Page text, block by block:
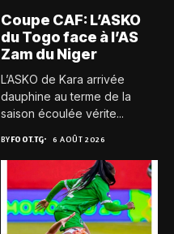
Coupe CAF: L’ASKO
du Togo face à l’AS
Zam du Niger
L’ASKO de Kara arrivée
dauphine au terme de la
saison écoulée vérite...
BYFOOT.TG 6 AOÛT 2026